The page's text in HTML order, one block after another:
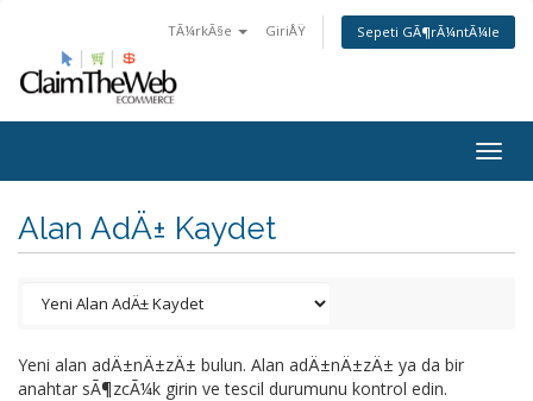
TÃ¼rkÃ§e GiriÅŸ Sepeti GÃ¶rÃ¼ntÃ¼le
Alan AdÄ± Kaydet
Yeni alan adÄ±nÄ±zÄ± bulun. Alan adÄ±nÄ±zÄ± ya da bir
anahtar sÃ¶zcÃ¼k girin ve tescil durumunu kontrol edin.